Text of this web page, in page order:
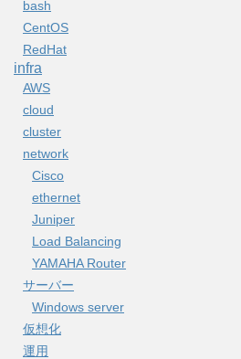
bash
CentOS
RedHat
infra
AWS
cloud
cluster
network
Cisco
ethernet
Juniper
Load Balancing
YAMAHA Router
サーバー
Windows server
仮想化
運用